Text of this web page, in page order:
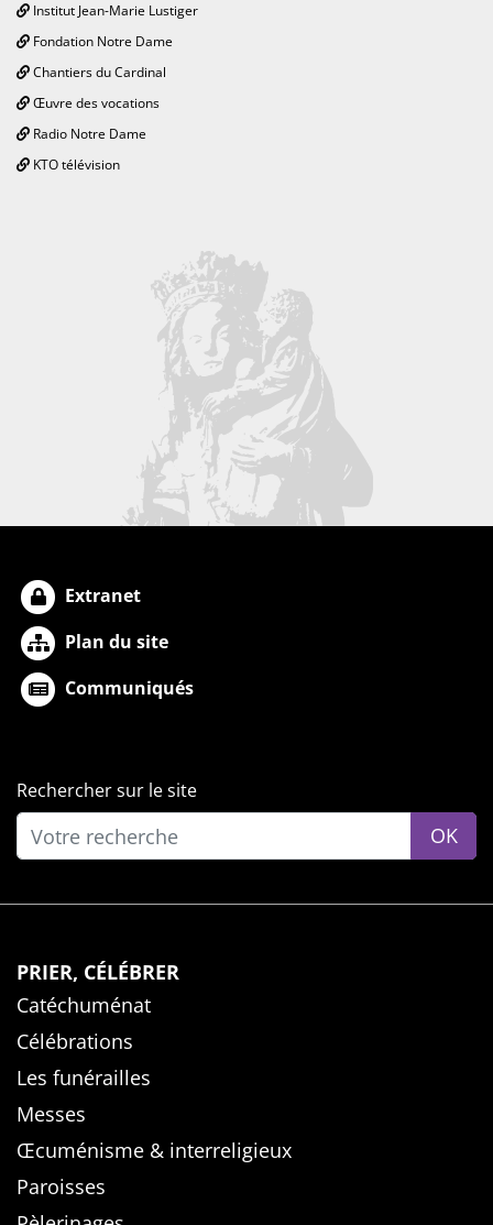
Institut Jean-Marie Lustiger
Fondation Notre Dame
Chantiers du Cardinal
Œuvre des vocations
Radio Notre Dame
KTO télévision
Extranet
Plan du site
Communiqués
Rechercher sur le site
OK
PRIER, CÉLÉBRER
Catéchuménat
Célébrations
Les funérailles
Messes
Œcuménisme & interreligieux
Paroisses